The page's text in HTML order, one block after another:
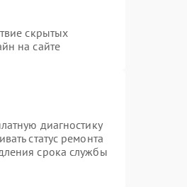
скрытых
на сайте
диагностику
статус ремонта
срока службы